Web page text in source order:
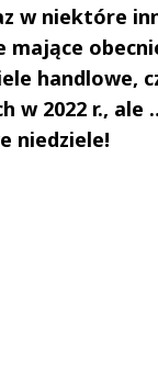
w niektóre
mające
handlowe,
w 2022 r.,
niedziele!
Marta